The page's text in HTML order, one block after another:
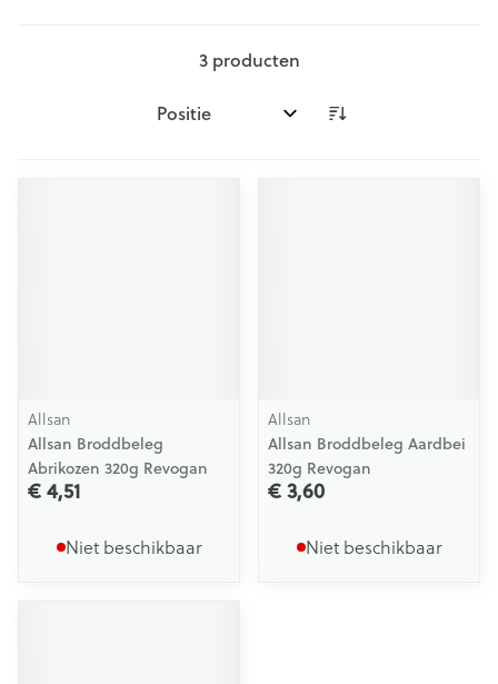
3producten
Sorteer op:
Allsan
Allsan Broddbeleg
Abrikozen 320g Revogan
€ 4,51
Niet beschikbaar
Allsan
Allsan Broddbeleg Aardbei
320g Revogan
€ 3,60
Niet beschikbaar